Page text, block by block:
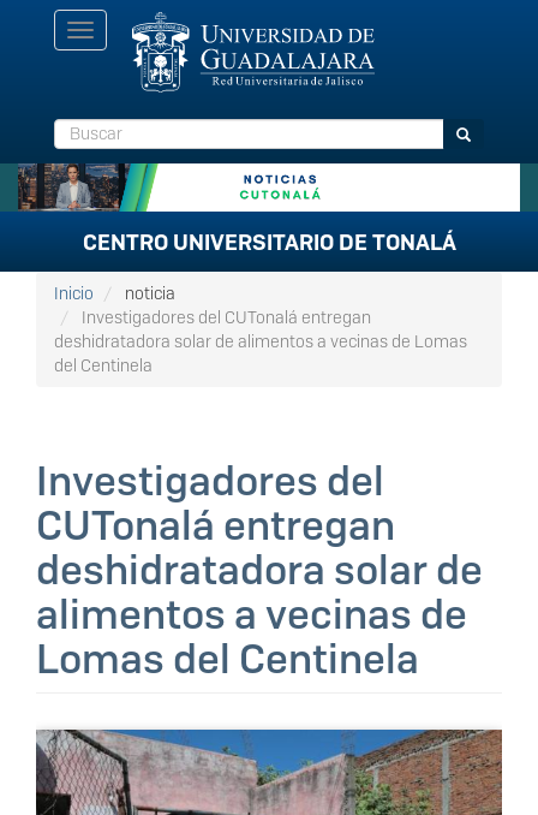
Toggle
navigation
Buscar Buscar
CENTRO UNIVERSITARIO DE TONALÁ
Inicio
noticia
Investigadores del CUTonalá entregan
deshidratadora solar de alimentos a vecinas de Lomas
del Centinela
Investigadores del
CUTonalá entregan
deshidratadora solar de
alimentos a vecinas de
Lomas del Centinela